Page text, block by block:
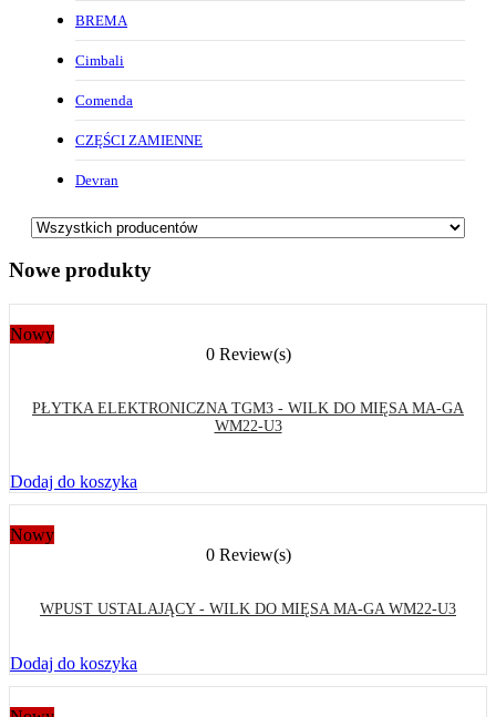
BREMA
Cimbali
Comenda
CZĘŚCI ZAMIENNE
Devran
Nowe produkty
Nowy
0 Review(s)
PŁYTKA ELEKTRONICZNA TGM3 - WILK DO MIĘSA MA-GA
WM22-U3
Dodaj do koszyka
Nowy
0 Review(s)
WPUST USTALAJĄCY - WILK DO MIĘSA MA-GA WM22-U3
Dodaj do koszyka